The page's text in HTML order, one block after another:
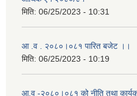
मिति: 06/25/2023 - 10:31
आ .व . २०८०।०८१ पारित बजेट ।।
मिति: 06/25/2023 - 10:19
आ.व -२०८०।०८१ को नीति तथा